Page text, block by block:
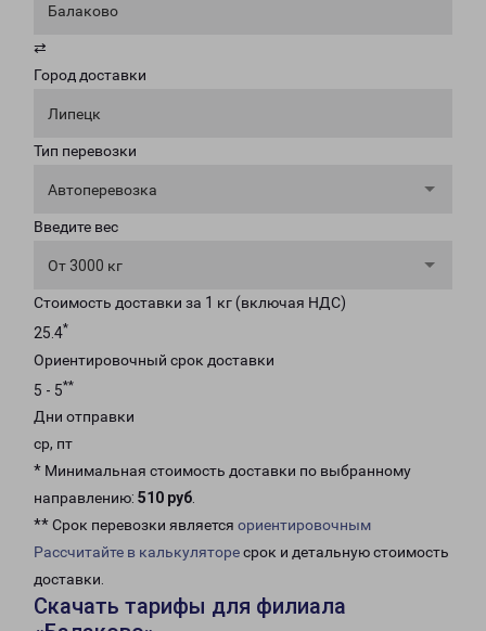
Балаково
⇄
Город доставки
Липецк
Тип перевозки
Автоперевозка
Введите вес
От 3000 кг
Стоимость доставки за 1 кг (включая НДС)
25.4*
Ориентировочный срок доставки
5 - 5**
Дни отправки
ср, пт
* Минимальная стоимость доставки по выбранному
направлению: 510 руб.
** Срок перевозки является ориентировочным
Рассчитайте в калькуляторесрок и детальную стоимость
доставки.
Скачать тарифы для филиала